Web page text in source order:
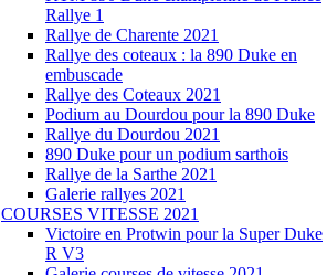
Rallye 1
Rallye de Charente 2021
Rallye des coteaux : la 890 Duke en
embuscade
Rallye des Coteaux 2021
Podium au Dourdou pour la 890 Duke
Rallye du Dourdou 2021
890 Duke pour un podium sarthois
Rallye de la Sarthe 2021
Galerie rallyes 2021
COURSES VITESSE 2021
Victoire en Protwin pour la Super Duke
R V3